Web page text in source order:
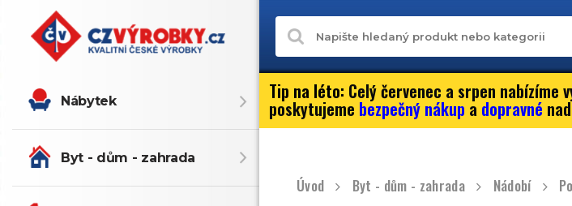
Nábytek
Byt - dům - zahrada
Tip na léto: Celý červenec a srpen nabízíme
poskytujeme bezpečný nákup a dopravné
Úvod Byt - dům - zahrada Nádobí